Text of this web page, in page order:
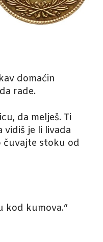
domaćin
rade.
da melješ. Ti
vidiš je li livada
čuvajte stoku od
kod kumova.“